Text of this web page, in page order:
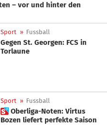
Sport » Fussball
Gegen St. Georgen: FCS in
Torlaune
Sport » Fussball
 Oberliga-Noten: Virtus
Bozen liefert perfekte Saison